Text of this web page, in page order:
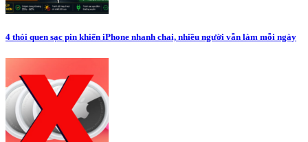
4 thói quen sạc pin khiến iPhone nhanh chai, nhiều người vẫn làm mỗi ngày